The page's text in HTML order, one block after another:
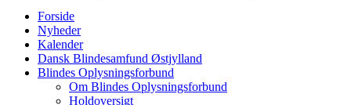
Forside
Nyheder
Kalender
Dansk Blindesamfund Østjylland
Blindes Oplysningsforbund
Om Blindes Oplysningsforbund
Holdoversigt